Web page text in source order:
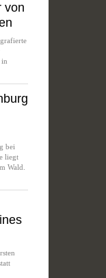
von
in
bei
liegt
Wald.